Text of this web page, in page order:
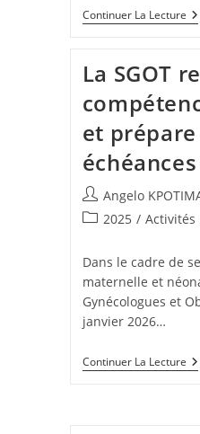
Continuer La Lecture
La SGOT
et
Angelo
2025 / Activités
Dans le cadre de
maternelle et
Gynécologues et
janvier 2026…
Continuer La Lecture